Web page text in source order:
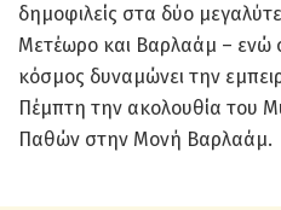
δημοφιλείς στα δύο
Μετέωρο και Βαρλαάμ – ενώ
κόσμος δυναμώνει την
Πέμπτη την ακολουθία του
Παθών στην Μονή Βαρλαάμ.